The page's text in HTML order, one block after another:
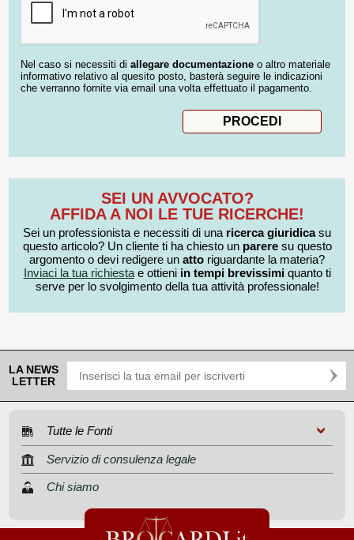
Nel caso si necessiti di allegare documentazione o altro materiale
informativo relativo al quesito posto, basterà seguire le indicazioni
che verranno fornite via email una volta effettuato il pagamento.
SEI UN AVVOCATO?
AFFIDA A NOI LE TUE RICERCHE!
Sei un professionista e necessiti di una ricerca giuridicasu
questo articolo? Un cliente ti ha chiesto un pareresu questo
argomento o devi redigere un atto riguardante la materia?
Inviaci la tua richiestae ottieni in tempi brevissimiquanto ti
serve per lo svolgimento della tua attività professionale!
LA NEWS
LETTER
Tutte le Fonti
Servizio di consulenza legale
Chi siamo